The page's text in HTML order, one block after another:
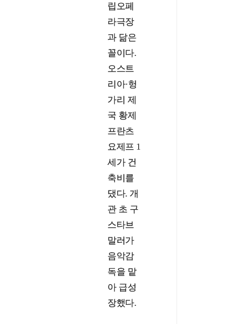
립오페
라극장
과 닮은
꼴이다.
오스트
리아·헝
가리 제
국 황제
프란츠
요제프 1
세가 건
축비를
댔다. 개
관 초 구
스타브
말러가
음악감
독을 맡
아 급성
장했다.